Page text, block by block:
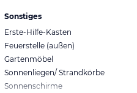
Sonstiges
Erste-Hilfe-Kasten
Feuerstelle (außen)
Gartenmöbel
Sonnenliegen/ Strandkörbe
Sonnenschirme